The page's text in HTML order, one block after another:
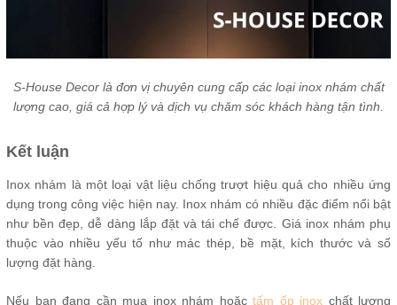
S-House Decor là đơn vị chuyên cung cấp các loại inox nhám chất
lượng cao, giá cả hợp lý và dịch vụ chăm sóc khách hàng tận tình.
Kết luận
Inox nhám là một loại vật liệu chống trượt hiệu quả cho nhiều ứng
dụng trong công việc hiện nay. Inox nhám có nhiều đặc điểm nổi bật
như bền đẹp, dễ dàng lắp đặt và tái chế được. Giá inox nhám phụ
thuộc vào nhiều yếu tố như mác thép, bề mặt, kích thước và số
lượng đặt hàng.
Nếu bạn đang cần mua inox nhám hoặctấm ốp inox chất lượng